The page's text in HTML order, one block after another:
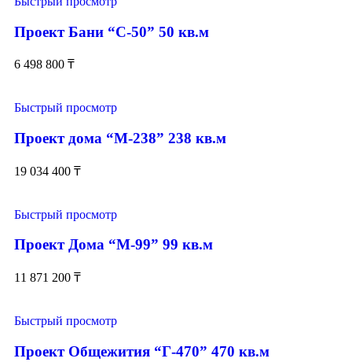
Проект Бани “С-50” 50 кв.м
6 498 800 ₸
Быстрый просмотр
Проект дома “М-238” 238 кв.м
19 034 400 ₸
Быстрый просмотр
Проект Дома “М-99” 99 кв.м
11 871 200 ₸
Быстрый просмотр
Проект Общежития “Г-470” 470 кв.м